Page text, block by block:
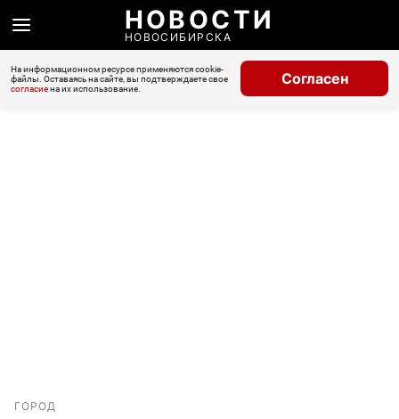
НОВОСТИ
НОВОСИБИРСКА
На информационном ресурсе применяются cookie-
файлы. Оставаясь на сайте, вы подтверждаете свое
согласиена их использование.
Согласен
ГОРОД